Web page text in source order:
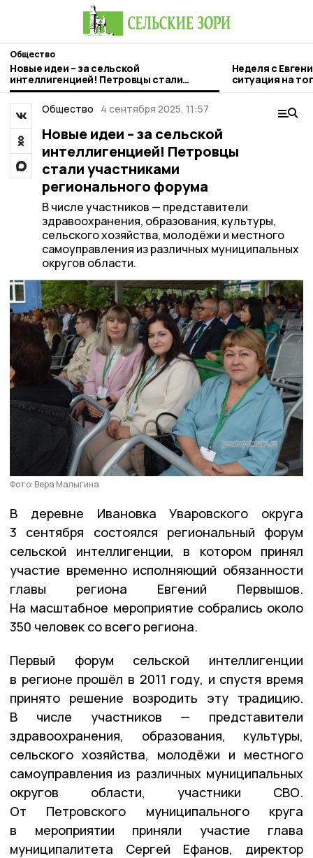
Общество
Новые идеи – за сельской
интеллигенцией! Петровцы стали
участниками регионального форума
Неделя с
ситуация на
городе и
Общество
4 сентября 2025, 11:57
Новые идеи – за сельской
интеллигенцией! Петровцы
стали участниками
регионального форума
В числе участников — представители
здравоохранения, образования, культуры,
сельского хозяйства, молодёжи и местного
самоуправления из различных муниципальных
округов области.
Фото: Вера Малыгина
В деревне Ивановка Уваровского округа
3 сентября состоялся региональный форум
сельской интеллигенции, в котором принял
участие временно исполняющий обязанности
главы региона Евгений Первышов.
На масштабное мероприятие собрались около
350 человек со всего региона.
Первый форум сельской интеллигенции
в регионе прошёл в 2011 году, и спустя время
принято решение возродить эту традицию.
В числе участников — представители
здравоохранения, образования, культуры,
сельского хозяйства, молодёжи и местного
самоуправления из различных муниципальных
округов области, участники СВО.
От Петровского муниципального круга
в мероприятии приняли участие глава
муниципалитета Сергей Ефанов, директор